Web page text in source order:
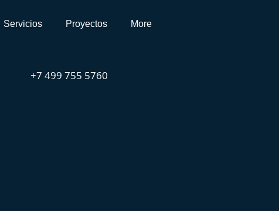
Servicios Proyectos More
+7 499 755 5760